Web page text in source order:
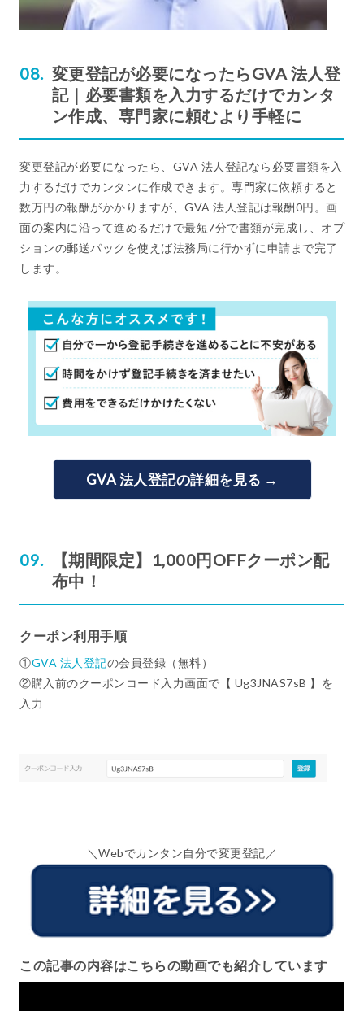
変更登記が必要になったらGVA 法人登
記｜必要書類を入力するだけでカンタ
ン作成、専門家に頼むより手軽に
変更登記が必要になったら、GVA 法人登記なら必要書類を入
力するだけでカンタンに作成できます。専門家に依頼すると
数万円の報酬がかかりますが、GVA 法人登記は報酬0円。画
面の案内に沿って進めるだけで最短7分で書類が完成し、オプ
ションの郵送パックを使えば法務局に行かずに申請まで完了
します。
GVA 法人登記の詳細を見る →
【期間限定】1,000円OFFクーポン配
布中！
クーポン利用手順
①GVA 法人登記の会員登録（無料）
②購入前のクーポンコード入力画面で【 Ug3JNAS7sB 】を
入力
＼Webでカンタン自分で変更登記／
この記事の内容はこちらの動画でも紹介しています